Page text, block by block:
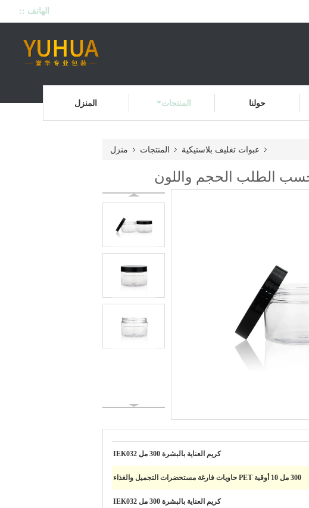
الهاتف ::
المنزل المنتجات حولنا
منزل المنتجات عبوات تغليف بلاستيكية
كريم العناية بالبشرة 300 مل IEK032
300 مل 10 أوقية PET حاويات فارغة مستحضرات التجميل والغذاء
كريم العناية بالبشرة 300 مل IEK032